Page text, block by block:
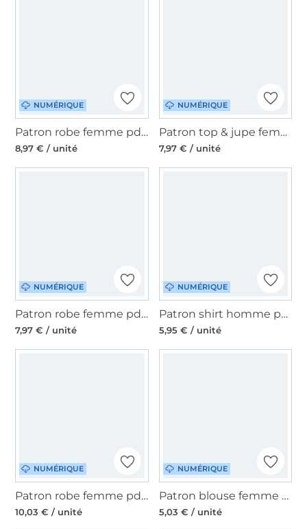
NUMÉRIQUE
Patron robe femme pdf Studio Schnittreif Mme Mara,en français
8,97 € / unité
NUMÉRIQUE
Patron top & jupe femme pdf Fadenkäfer, en allemand
7,97 € / unité
NUMÉRIQUE
Patron robe femme pdf Mme Claire Studio, en allemand
7,97 € / unité
NUMÉRIQUE
Patron shirt homme pdf Seattle Meine Herzenswelt, en allemand
5,95 € / unité
NUMÉRIQUE
Patron robe femme pdf Aurelia JULIANA MARTEJEVS, en français
10,03 € / unité
NUMÉRIQUE
Patron blouse femme pdf Maddou Sew Simple, en allemand
5,03 € / unité